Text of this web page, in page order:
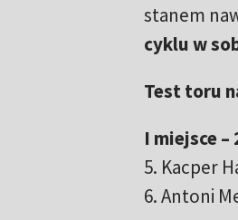
stanem
cyklu w
Test toru
I miejsce
5. Kacper
6. Antoni